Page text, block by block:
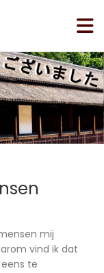
mij
vind ik dat
eens te